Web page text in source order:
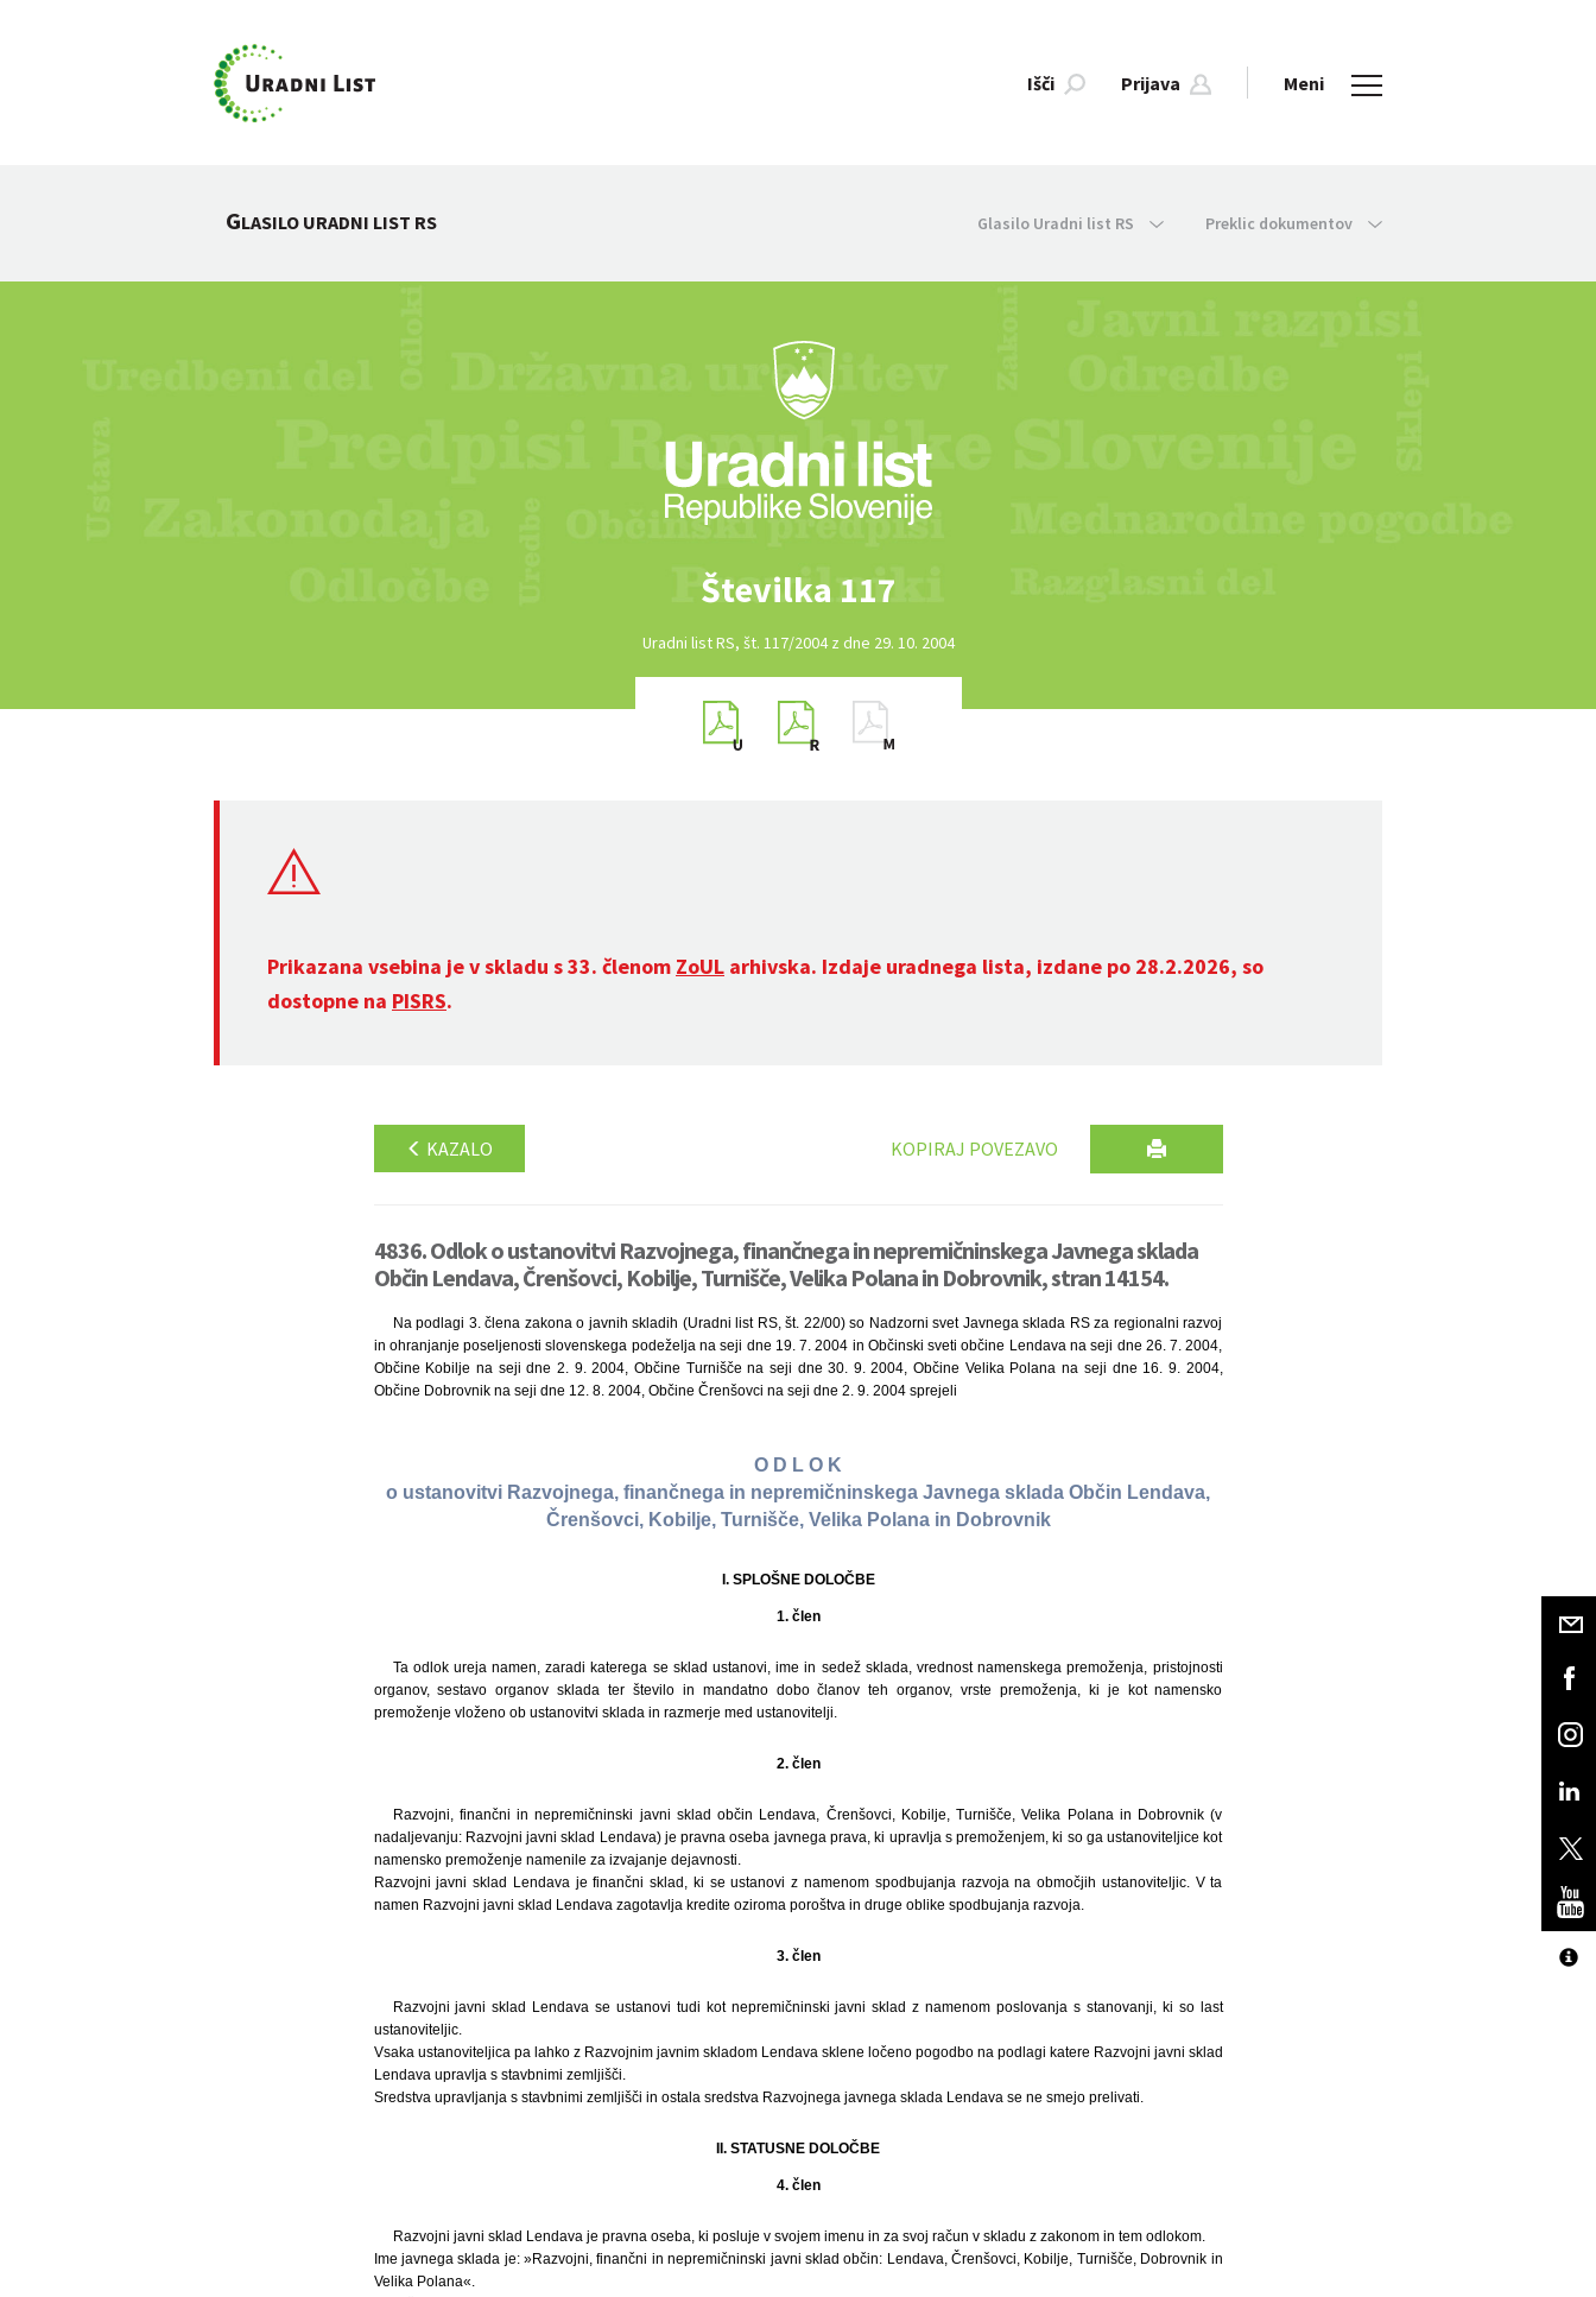
Išči Prijava Meni
GLASILO URADNI LIST RS Glasilo Uradni list RS Preklic dokumentov
Številka 117
Uradni list RS, št. 117/2004 z dne 29. 10. 2004
Prikazana vsebina je v skladu s 33. členom ZoUL arhivska. Izdaje uradnega lista, izdane po 28.2.2026, so
dostopne na PISRS.
KAZALO KOPIRAJ POVEZAVO
4836. Odlok o ustanovitvi Razvojnega, finančnega in nepremičninskega Javnega sklada
Občin Lendava, Črenšovci, Kobilje, Turnišče, Velika Polana in Dobrovnik, stran 14154.
Na podlagi 3. člena zakona o javnih skladih (Uradni list RS, št. 22/00) so Nadzorni svet Javnega sklada RS za regionalni razvoj
in ohranjanje poseljenosti slovenskega podeželja na seji dne 19. 7. 2004 in Občinski sveti občine Lendava na seji dne 26. 7. 2004,
Občine Kobilje na seji dne 2. 9. 2004, Občine Turnišče na seji dne 30. 9. 2004, Občine Velika Polana na seji dne 16. 9. 2004,
Občine Dobrovnik na seji dne 12. 8. 2004, Občine Črenšovci na seji dne 2. 9. 2004 sprejeli
O D L O K
o ustanovitvi Razvojnega, finančnega in nepremičninskega Javnega sklada Občin Lendava,
Črenšovci, Kobilje, Turnišče, Velika Polana in Dobrovnik
I. SPLOŠNE DOLOČBE
1. člen
Ta odlok ureja namen, zaradi katerega se sklad ustanovi, ime in sedež sklada, vrednost namenskega premoženja, pristojnosti
organov, sestavo organov sklada ter število in mandatno dobo članov teh organov, vrste premoženja, ki je kot namensko
premoženje vloženo ob ustanovitvi sklada in razmerje med ustanovitelji.
2. člen
Razvojni, finančni in nepremičninski javni sklad občin Lendava, Črenšovci, Kobilje, Turnišče, Velika Polana in Dobrovnik (v
nadaljevanju: Razvojni javni sklad Lendava) je pravna oseba javnega prava, ki upravlja s premoženjem, ki so ga ustanoviteljice kot
namensko premoženje namenile za izvajanje dejavnosti.
Razvojni javni sklad Lendava je finančni sklad, ki se ustanovi z namenom spodbujanja razvoja na območjih ustanoviteljic. V ta
namen Razvojni javni sklad Lendava zagotavlja kredite oziroma poroštva in druge oblike spodbujanja razvoja.
3. člen
Razvojni javni sklad Lendava se ustanovi tudi kot nepremičninski javni sklad z namenom poslovanja s stanovanji, ki so last
ustanoviteljic.
Vsaka ustanoviteljica pa lahko z Razvojnim javnim skladom Lendava sklene ločeno pogodbo na podlagi katere Razvojni javni sklad
Lendava upravlja s stavbnimi zemljišči.
Sredstva upravljanja s stavbnimi zemljišči in ostala sredstva Razvojnega javnega sklada Lendava se ne smejo prelivati.
II. STATUSNE DOLOČBE
4. člen
Razvojni javni sklad Lendava je pravna oseba, ki posluje v svojem imenu in za svoj račun v skladu z zakonom in tem odlokom.
Ime javnega sklada je: »Razvojni, finančni in nepremičninski javni sklad občin: Lendava, Črenšovci, Kobilje, Turnišče, Dobrovnik in
Velika Polana«.